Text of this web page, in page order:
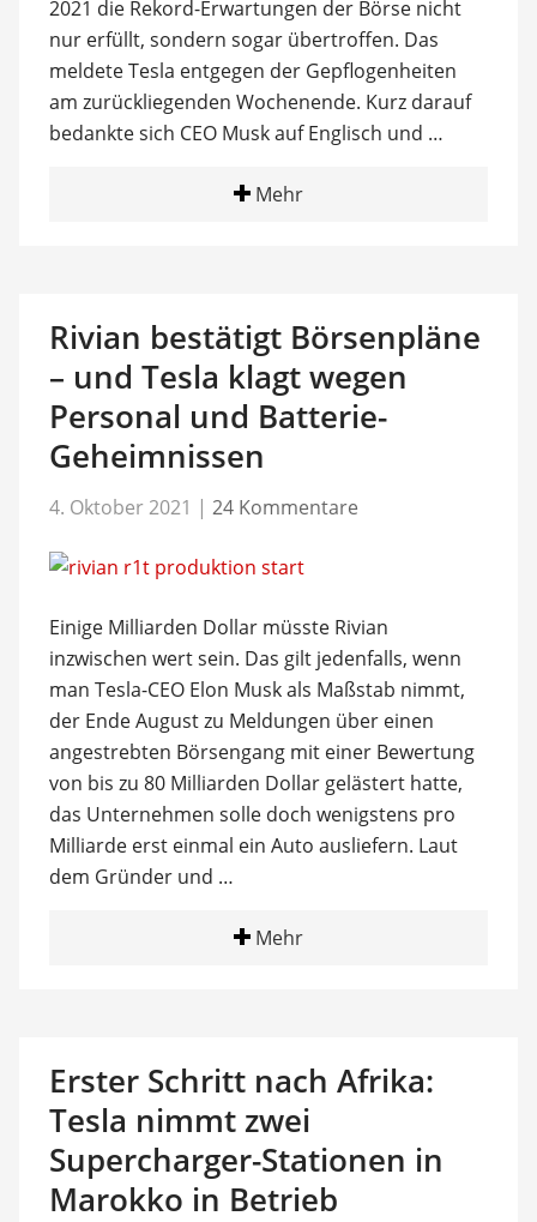
2021 die Rekord-Erwartungen der Börse nicht
nur erfüllt, sondern sogar übertroffen. Das
meldete Tesla entgegen der Gepflogenheiten
am zurückliegenden Wochenende. Kurz darauf
bedankte sich CEO Musk auf Englisch und …
Mehr
Rivian bestätigt Börsenpläne
– und Tesla klagt wegen
Personal und Batterie-
Geheimnissen
4. Oktober 2021 | 24 Kommentare
Einige Milliarden Dollar müsste Rivian
inzwischen wert sein. Das gilt jedenfalls, wenn
man Tesla-CEO Elon Musk als Maßstab nimmt,
der Ende August zu Meldungen über einen
angestrebten Börsengang mit einer Bewertung
von bis zu 80 Milliarden Dollar gelästert hatte,
das Unternehmen solle doch wenigstens pro
Milliarde erst einmal ein Auto ausliefern. Laut
dem Gründer und …
Mehr
Erster Schritt nach Afrika:
Tesla nimmt zwei
Supercharger-Stationen in
Marokko in Betrieb